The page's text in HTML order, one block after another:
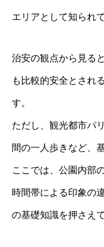
エリアとして知られ
治安の観点から見る
も比較的安全とされ
す。
ただし、観光都市パ
間の一人歩きなど、
ここでは、公園内部
時間帯による印象の
の基礎知識を押さえ